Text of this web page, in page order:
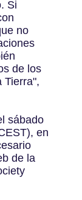
Si
no
de los
Tierra",
sábado
en
de la